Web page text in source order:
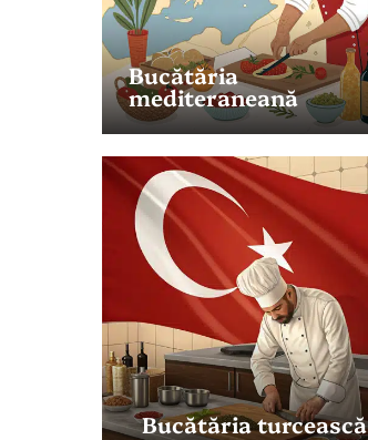
Bucătăria
mediteraneană
Bucătăria turcească